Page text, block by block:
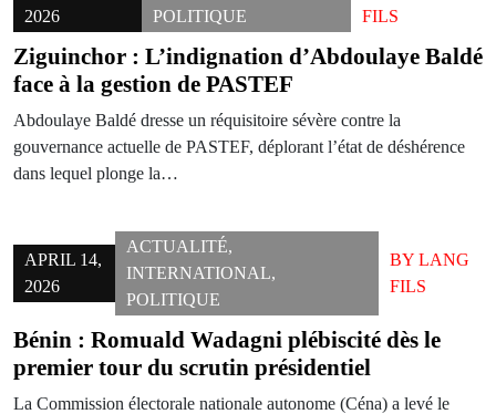
2026
POLITIQUE
FILS
Ziguinchor : L’indignation d’Abdoulaye Baldé
face à la gestion de PASTEF
Abdoulaye Baldé dresse un réquisitoire sévère contre la
gouvernance actuelle de PASTEF, déplorant l’état de déshérence
dans lequel plonge la…
APRIL 14,
2026
ACTUALITÉ,
INTERNATIONAL,
POLITIQUE
BYLANG
FILS
Bénin : Romuald Wadagni plébiscité dès le
premier tour du scrutin présidentiel
La Commission électorale nationale autonome (Céna) a levé le